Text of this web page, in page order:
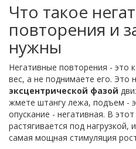
Что такое
повторения и
нужны
Негативные повторения - это
вес, а не поднимаете его. Это
эксцентрической фазой
жмете штангу лежа, подъем -
опускание - негативная. В
растягивается под нагрузкой,
самая мощная стимуляция